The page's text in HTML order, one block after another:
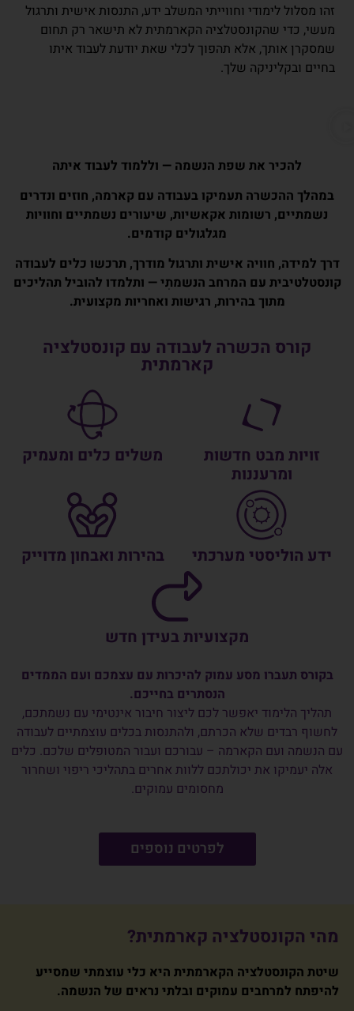
זהו מסלול לימודי וחווייתי המשלב ידע, התנסות אישית ותרגול
מעשי, כדי שהקונסטלציה הקארמתית לא תישאר רק תחום
שמסקרן אותך, אלא תהפוך לכלי שאת יודעת לעבוד איתו
בחיים ובקליניקה שלך.
להכיר את שפת הנשמה — וללמוד לעבוד איתה
במהלך ההכשרה תעמיקו בעבודה עם קארמה, חוזים ונדרים
נשמתיים, רשומות אקאשיות, שיעורים נשמתיים וחוויות
מגלגולים קודמים.
דרך למידה, חוויה אישית ותרגול מודרך, תרכשו כלים לעבודה
קונסטלטיבית עם המרחב הנשמתִי — ותלמדו להוביל תהליכים
מתוך בהירות, רגישות ואחריות מקצועית.
קורס הכשרה לעבודה עם קונסטלציה
קארמתית
זויות מבט חדשות
ומרעננות
משלים כלים ומעמיק
ידע הוליסטי מערכתי בהירות ואבחון מדוייק
מקצועיות בעידן חדש
בקורס תעברו מסע עמוק להיכרות עם עצמכם ועם הממדים
הנסתרים בחייכם.
תהליך הלימוד יאפשר לכם ליצור חיבור אינטימי עם נשמתכם,
לחשוף רבדים שלא הכרתם, ולהתנסות בכלים עוצמתיים לעבודה
עם הנשמה ועם הקארמה – עבורכם ועבור המטופלים שלכם. כלים
אלה יעמיקו את יכולתכם ללוות אחרים בתהליכי ריפוי ושחרור
מחסומים עמוקים.
לפרטים נוספים
מהי הקונסטלציה קארמתית?
שיטת הקונסטלציה הקארמתית היא כלי עוצמתי שמסייע
להיפתח למרחבים עמוקים ובלתי נראים של הנשמה.